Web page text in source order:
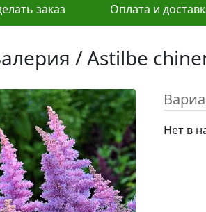
заказ Оплата и
/ Astilbe
Нет в